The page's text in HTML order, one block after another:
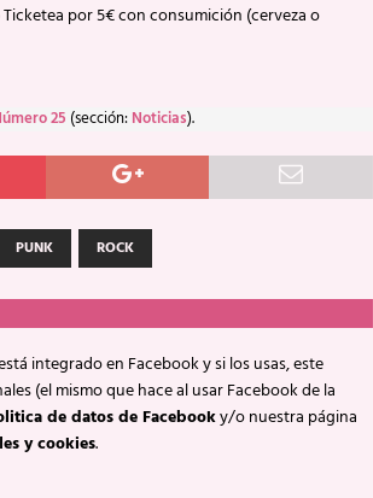
por 5€ con consumición (cerveza o
25 (sección: Noticias).
PUNK ROCK
integrado en Facebook y si los usas, este
(el mismo que hace al usar Facebook de la
de datos de Facebooky/o nuestra página
y cookies.